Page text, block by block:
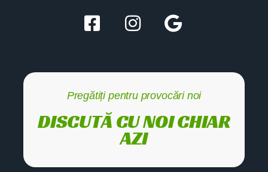
Pregătiți pentru provocări noi
DISCUTĂ CU NOI CHIAR
AZI